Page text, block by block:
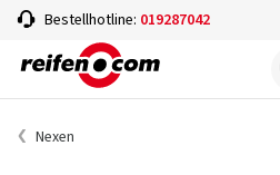
Bestellhotline: 019287042
Nexen